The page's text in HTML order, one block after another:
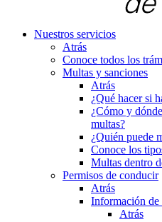
Nuestros servicios
Atrás
Conoce todos los
Multas y sanciones
Atrás
¿Qué hacer si
¿Cómo y
multas?
¿Quién puede
Conoce los
Multas dentro
Permisos de conducir
Atrás
Información de
Atrás